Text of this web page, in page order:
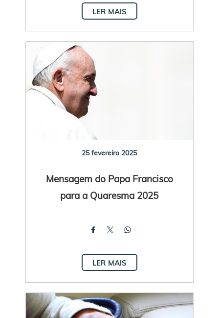
LER MAIS
25 fevereiro 2025
Mensagem do Papa Francisco
para a Quaresma 2025
LER MAIS